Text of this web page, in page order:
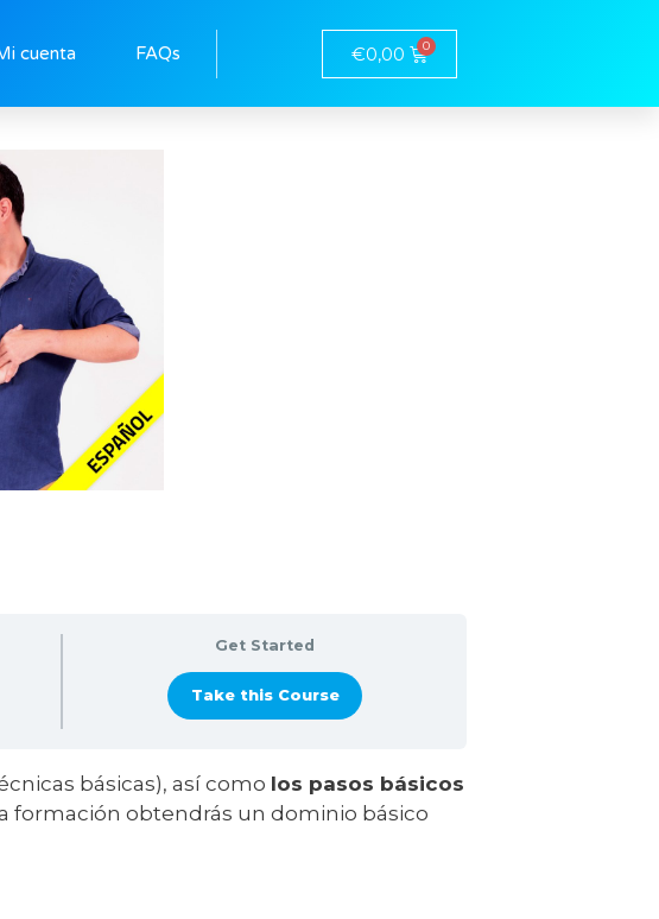
cuenta FAQs €0,00
Get Started
Take this Course
básicas), así como los pasos básicos
formación obtendrás un dominio básico